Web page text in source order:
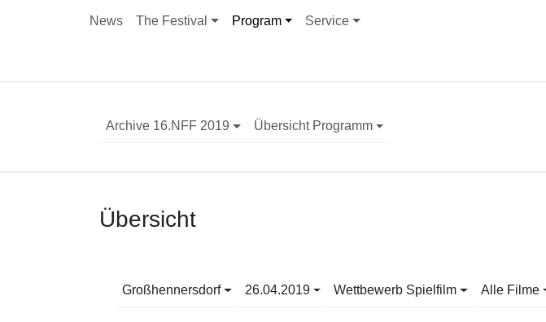
News The Festival
Submenu for "The Festival"
Program
Submenu for "Program"
Service
Submenu for "Service"
Archive 16.NFF 2019 Übersicht Programm
Übersicht
Großhennersdorf 26.04.2019 Wettbewerb Spielfilm Alle Filme